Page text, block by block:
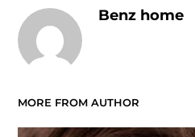
Benz home
MORE FROM AUTHOR